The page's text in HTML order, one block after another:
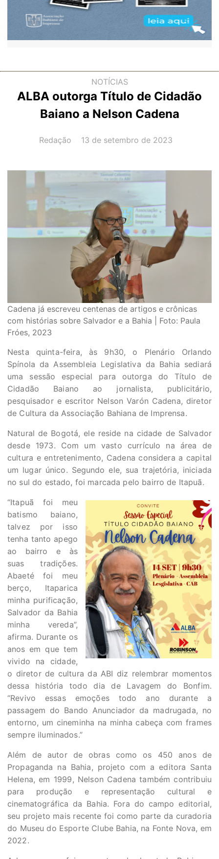
NOTÍCIAS
ALBA outorga Título de Cidadão
Baiano a Nelson Cadena
AUTOR(A):
Redação DATA:
13 de setembro de 2023
Cadena já escreveu centenas de artigos e crônicas
com histórias sobre Salvador e a Bahia | Foto: Paula
Fróes, 2023
Nesta quinta-feira, às 9h30, o Plenário Orlando
Spínola da Assembleia Legislativa da Bahia sediará
uma sessão especial para outorga do Título de
Cidadão Baiano ao jornalista, publicitário,
pesquisador e escritor Nelson Varón Cadena, diretor
de Cultura da Associação Bahiana de Imprensa.
Natural de Bogotá, ele reside na cidade de Salvador
desde 1973. Com um vasto currículo na área de
cultura e entretenimento, Cadena considera a capital
um lugar único. Segundo ele, sua trajetória, iniciada
no sul do estado, foi marcada pelo bairro de Itapuã.
“Itapuã foi meu
batismo baiano,
talvez por isso
tenha tanto apego
ao bairro e às
suas tradições.
Abaeté foi meu
berço, Itaparica
minha purificação,
Salvador da Bahia
minha vereda”,
afirma. Durante os
anos em que tem
vivido na cidade,
o diretor de cultura da ABI diz relembrar momentos
dessa história todo dia de Lavagem do Bonfim.
“Revivo essas emoções todo ano durante a
passagem do Bando Anunciador da madrugada, no
entorno, um cineminha na minha cabeça com frames
sempre iluminados.”
Além de autor de obras como os 450 anos de
Propaganda na Bahia, projeto com a editora Santa
Helena, em 1999, Nelson Cadena também contribuiu
para produção e representação cultural e
cinematográfica da Bahia. Fora do campo editorial,
seu projeto mais recente foi como parte da curadoria
do Museu do Esporte Clube Bahia, na Fonte Nova, em
2022.